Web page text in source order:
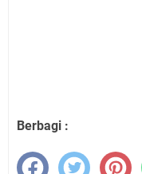
Berbagi :